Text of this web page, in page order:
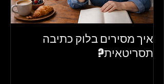
איך מסירים בלוק כתיבה